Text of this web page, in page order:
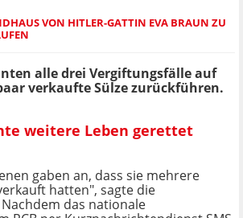
VON HITLER-GATTIN EVA BRAUN ZU
alle drei Vergiftungsfälle auf
verkaufte Sülze zurückführen.
weitere Leben gerettet
gaben an, dass sie mehrere
hatten", sagte die
das nationale